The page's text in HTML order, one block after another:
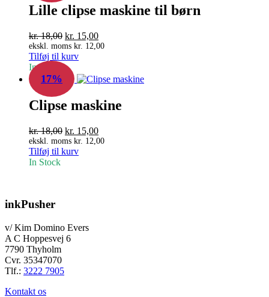
Lille clipse maskine til børn
kr.18,00 Den
oprindelige
pris
var:
kr. 18,00.
kr. 15,00Den
aktuelle
kr. 15,00.
ekskl. moms kr. 12,00
Tilføj til kurv
In Stock
17%
Clipse maskine
kr.18,00 Den
oprindelige
pris
kr. 15,00Den
aktuelle
ekskl. moms kr. 12,00
Tilføj til kurv
In Stock
inkPusher
v/ Kim Domino Evers
A C Hoppesvej 6
7790 Thyholm
Cvr. 35347070
Tlf.: 3222 7905
Kontakt os